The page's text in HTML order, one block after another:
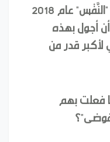
واحد"، "trip" على مسرح القباني، "النَّفْس" عام 2018
أجول بهذه
قدر من
فعلت بهم